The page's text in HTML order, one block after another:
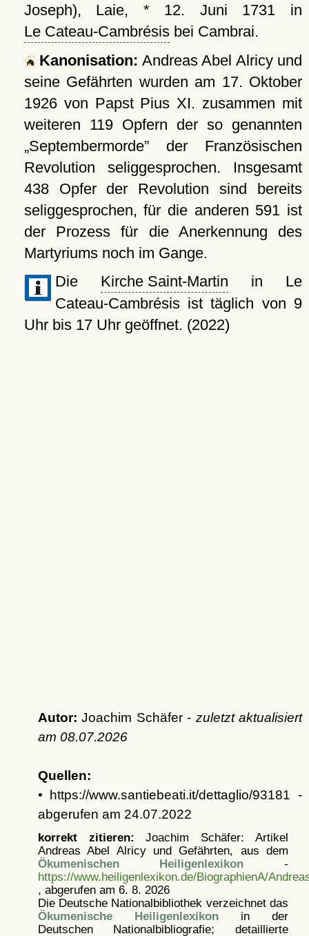
Joseph), Laie, * 12. Juni 1731 in
Le Cateau-Cambrésisbei Cambrai.
Kanonisation: Andreas Abel Alricy und
seine Gefährten wurden am 17. Oktober
1926von Papst Pius XI. zusammen mit
weiteren 119 Opfern der so genannten
Septembermorde der Französischen
Revolution seliggesprochen. Insgesamt
438 Opfer der Revolution sind bereits
seliggesprochen, für die anderen 591 ist
der Prozess für die Anerkennung des
Martyriums noch im Gange.
Die Kirche Saint-Martin in Le
Cateau-Cambrésis ist täglich von 9
Uhr bis 17 Uhr geöffnet. (2022)
Autor: Joachim Schäfer - zuletzt aktualisiert
am 08.07.2026
Quellen:
• https://www.santiebeati.it/dettaglio/93181 -
abgerufen am 24.07.2022
korrekt zitieren: Joachim Schäfer: Artikel
Andreas Abel Alricy und Gefährten, aus dem
Ökumenischen Heiligenlexikon -
https://www.heiligenlexikon.de/BiographienA/
, abgerufen am 6. 8. 2026
Die Deutsche Nationalbibliothek verzeichnet das
Ökumenische Heiligenlexikonin der
Deutschen Nationalbibliografie; detaillierte